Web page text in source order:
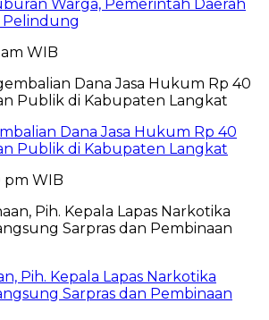
Warga, Pemerintah Daerah
Pelindung
am WIB
Dana Jasa Hukum Rp 40
Publik di Kabupaten Langkat
pm WIB
Pih. Kepala Lapas Narkotika
Sarpras dan Pembinaan